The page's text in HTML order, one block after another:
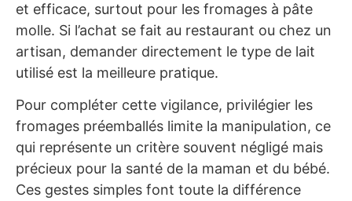
et efficace, surtout pour les fromages à pâte
molle. Si l’achat se fait au restaurant ou chez un
artisan, demander directement le type de lait
utilisé est la meilleure pratique.
Pour compléter cette vigilance, privilégier les
fromages préemballés limite la manipulation, ce
qui représente un critère souvent négligé mais
précieux pour la santé de la maman et du bébé.
Ces gestes simples font toute la différence